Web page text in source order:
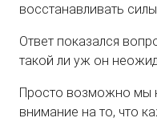
восстанавливать
Ответ показался
такой ли уж он
Просто возможно мы
внимание на то, что